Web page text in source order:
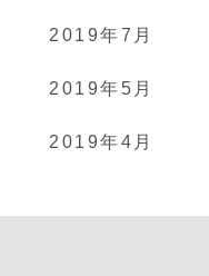
2019年7月
2019年5月
2019年4月